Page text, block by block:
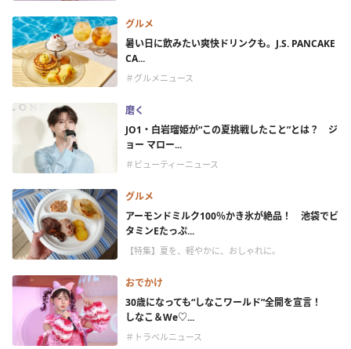
グルメ
暑い日に飲みたい爽快ドリンクも。J.S. PANCAKE
CA...
＃グルメニュース
磨く
JO1・白岩瑠姫が“この夏挑戦したこと”とは？ ジ
ョー マロー...
＃ビューティーニュース
グルメ
アーモンドミルク100％かき氷が絶品！ 池袋でビ
タミンEたっぷ...
【特集】夏を、軽やかに、おしゃれに。
おでかけ
30歳になっても“しなこワールド”全開を宣言！
しなこ＆We♡...
＃トラベルニュース